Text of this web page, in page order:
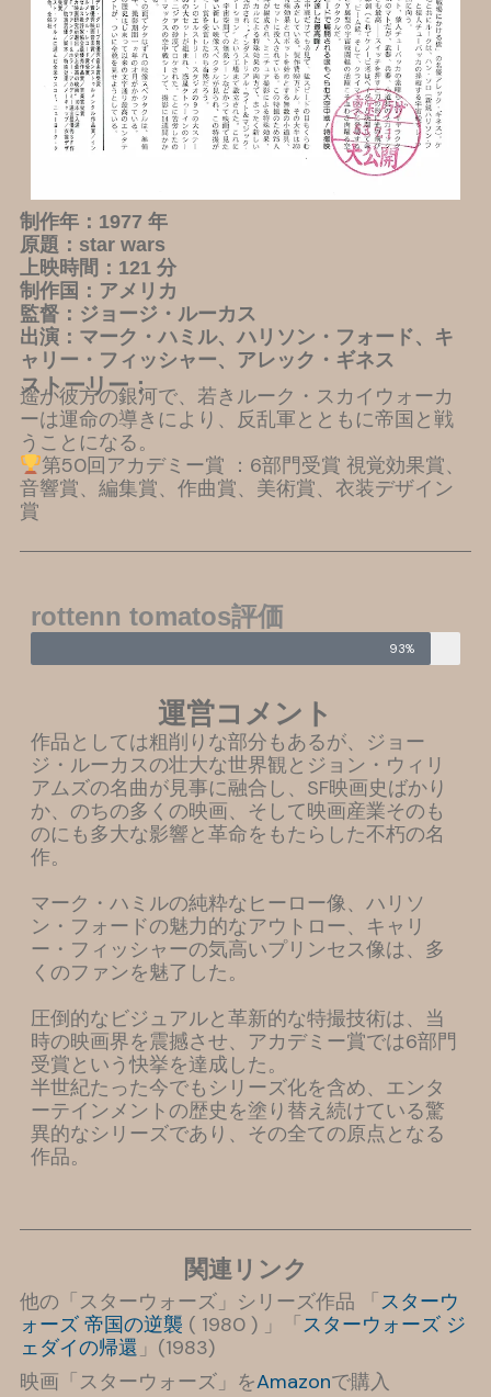
制作年：1977 年
原題：star wars
上映時間：121 分
制作国：アメリカ
監督：ジョージ・ルーカス
出演：マーク・ハミル、ハリソン・フォード、キ
ャリー・フィッシャー、アレック・ギネス
ストーリー：
遥か彼方の銀河で、若きルーク・スカイウォーカ
ーは運命の導きにより、反乱軍とともに帝国と戦
うことになる。
第50回アカデミー賞 ：6部門受賞 視覚効果賞、
音響賞、編集賞、作曲賞、美術賞、衣装デザイン
賞
rottenn tomatos評価
93%
運営コメント
作品としては粗削りな部分もあるが、ジョー
ジ・ルーカスの壮大な世界観とジョン・ウィリ
アムズの名曲が見事に融合し、SF映画史ばかり
か、のちの多くの映画、そして映画産業そのも
のにも多大な影響と革命をもたらした不朽の名
作。
マーク・ハミルの純粋なヒーロー像、ハリソ
ン・フォードの魅力的なアウトロー、キャリ
ー・フィッシャーの気高いプリンセス像は、多
くのファンを魅了した。
圧倒的なビジュアルと革新的な特撮技術は、当
時の映画界を震撼させ、アカデミー賞では6部門
受賞という快挙を達成した。
半世紀たった今でもシリーズ化を含め、エンタ
ーテインメントの歴史を塗り替え続けている驚
異的なシリーズであり、その全ての原点となる
作品。
関連リンク
他の「スターウォーズ」シリーズ作品 「スターウ
ォーズ 帝国の逆襲 ( 1980 ) 」「スターウォーズ ジ
ェダイの帰還 」(1983)
映画「スターウォーズ」をAmazonで購入